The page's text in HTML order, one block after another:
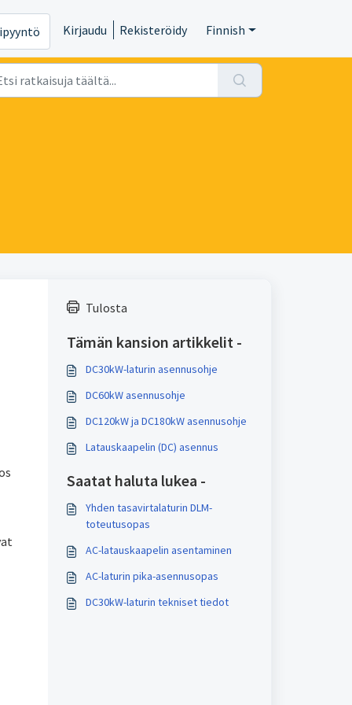
Kirjaudu Rekisteröidy Finnish
Tulosta
Tämän kansion artikkelit -
DC30kW-laturin asennusohje
DC60kW asennusohje
DC120kW ja DC180kW asennusohje
Latauskaapelin (DC) asennus
Saatat haluta lukea -
Yhden tasavirtalaturin DLM-
toteutusopas
AC-latauskaapelin asentaminen
AC-laturin pika-asennusopas
DC30kW-laturin tekniset tiedot